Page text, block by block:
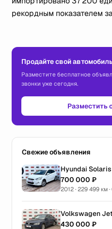
рекордным показателем
Продайте свой
Разместите бесплатное
звонки уже сегодня.
Разместить
Свежие объявления
Hyundai Solaris
700 000 ₽
2012 · 229 499 км
Volkswagen
430 000 ₽